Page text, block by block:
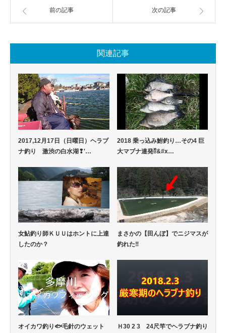
前の記事 次の記事
関連記事
2017,12月17日（日曜日）ヘラブ
ナ釣り 激渋の白水湖❢'…
2018 乗っ込み鮒釣り…その4 巨
大マブナ連発⁉&#x…
女鮎釣り師ＫＵＵはホントに上達
したのか？
まさかの【田んぼ】でニジマスが
釣れた‼
オイカワ釣り🐟毛針のウェット
Ｈ30 2 3 24尺竿でヘラブナ釣り